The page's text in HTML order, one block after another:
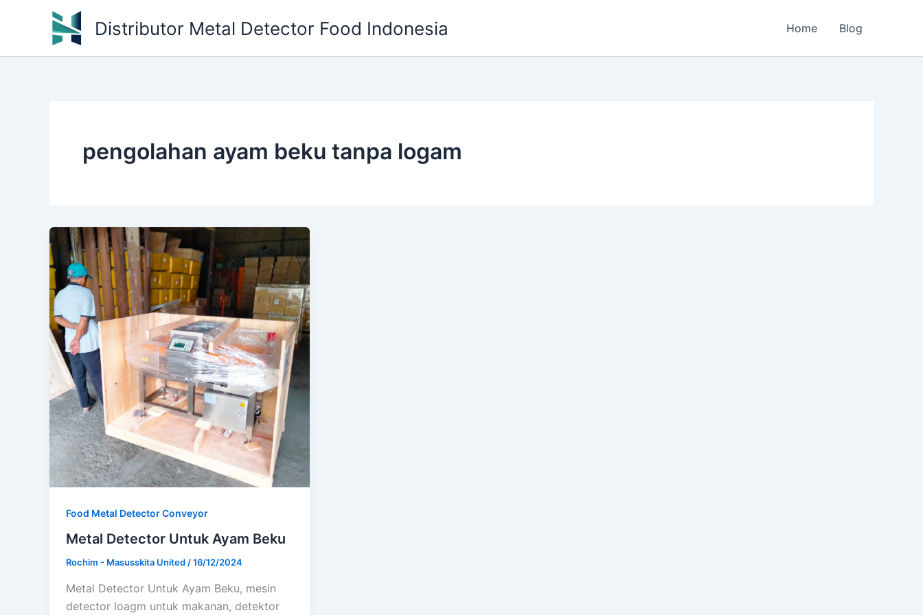
Distributor Metal Detector Food Indonesia Home Blog
pengolahan ayam beku tanpa logam
Food Metal Detector Conveyor
Metal Detector Untuk Ayam Beku
Rochim - Masusskita United/16/12/2024
Metal Detector Untuk Ayam Beku, mesin
detector loagm untuk makanan, detektor